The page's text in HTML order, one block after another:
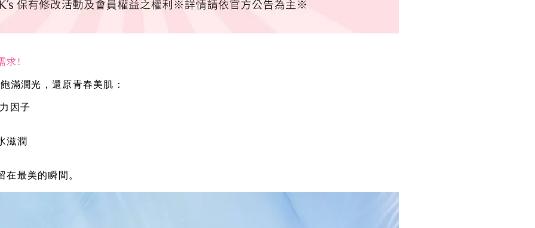
求!
滿潤光，還原青春美肌：
因子
滋潤
最美的瞬間。